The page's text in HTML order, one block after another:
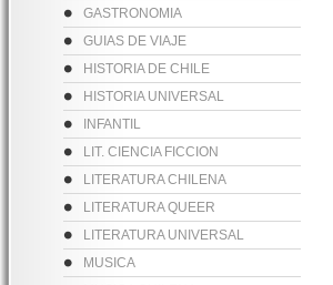
GASTRONOMIA
GUIAS DE VIAJE
HISTORIA DE CHILE
HISTORIA UNIVERSAL
INFANTIL
LIT. CIENCIA FICCION
LITERATURA CHILENA
LITERATURA QUEER
LITERATURA UNIVERSAL
MUSICA